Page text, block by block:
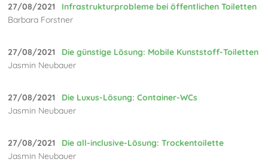
27/08/2021
Infrastrukturprobleme bei öffentlichen Toiletten
Barbara Forstner
27/08/2021
Die günstige Lösung: Mobile Kunststoff-Toiletten
Jasmin Neubauer
27/08/2021
Die Luxus-Lösung: Container-WCs
Jasmin Neubauer
27/08/2021
Die all-inclusive-Lösung: Trockentoilette
Jasmin Neubauer